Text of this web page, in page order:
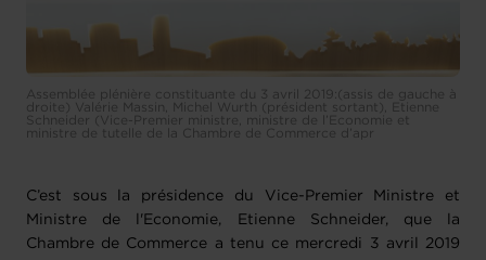
Assemblée plénière constituante du 3 avril 2019:(assis de gauche à
droite) Valérie Massin, Michel Wurth (président sortant), Etienne
Schneider (Vice-Premier ministre, ministre de l’Economie et
ministre de tutelle de la Chambre de Commerce d’apr
C’est sous la présidence du Vice-Premier Ministre et
Ministre de l'Economie, Etienne Schneider, que la
Chambre de Commerce a tenu ce mercredi 3 avril 2019